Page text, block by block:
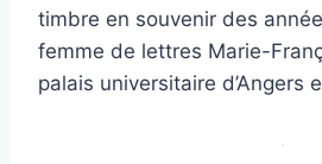
timbre en souvenir des
femme de lettres Marie-
palais universitaire d’Angers